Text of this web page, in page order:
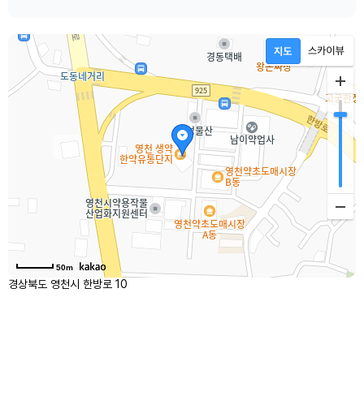
50m
경상북도 영천시 한방로 10